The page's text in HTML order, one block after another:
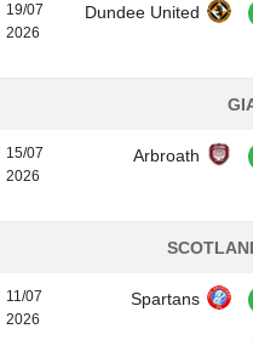
19/07
2026
Dundee United
15/07
2026
Arbroath
11/07
2026
Spartans